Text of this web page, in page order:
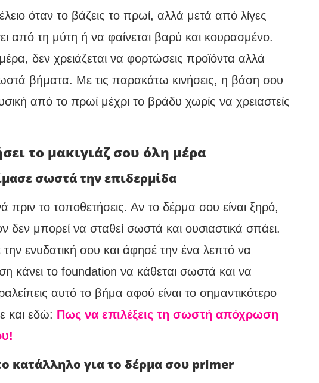
όταν το βάζεις το πρωί, αλλά μετά από λίγες
από τη μύτη ή να φαίνεται βαρύ και κουρασμένο.
δεν χρειάζεται να φορτώσεις προϊόντα αλλά
βήματα. Με τις παρακάτω κινήσεις, η βάση σου
από το πρωί μέχρι το βράδυ χωρίς να χρειαστείς
το μακιγιάζ σου όλη μέρα
σωστά την επιδερμίδα
πριν το τοποθετήσεις. Αν το δέρμα σου είναι ξηρό,
μπορεί να σταθεί σωστά και ουσιαστικά σπάει.
ενυδατική σου και άφησέ την ένα λεπτό να
κάνει το foundation να κάθεται σωστά και να
αυτό το βήμα αφού είναι το σημαντικότερο
και εδώ: Πως να επιλέξεις τη σωστή απόχρωση
κατάλληλο για το δέρμα σου primer